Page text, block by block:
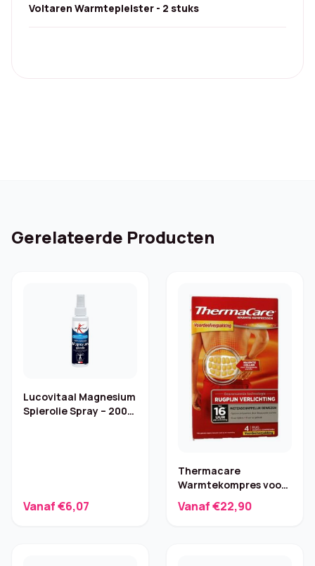
Voltaren Warmtepleister - 2 stuks
Gerelateerde Producten
Lucovitaal Magnesium
Spierolie Spray – 200
Vanaf €6,07
Thermacare
Warmtekompres voor
Rugpijn –
Voordeelverpakking
Vanaf €22,90